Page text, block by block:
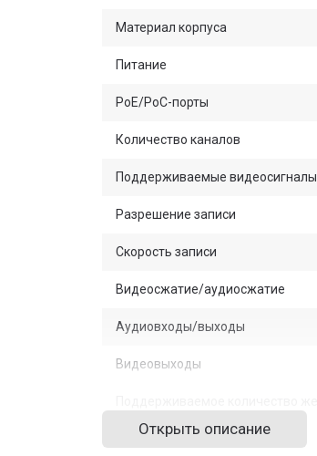
Материал корпуса
Питание
PoE/PoC-порты
Количество каналов
Поддерживаемые видеосигналы
Разрешение записи
Скорость записи
Видеосжатие/аудиосжатие
Аудиовходы/выходы
Видеовыходы
Интерфейсы
Открыть описание